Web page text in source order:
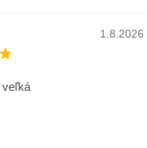
1.8.2026
veľká